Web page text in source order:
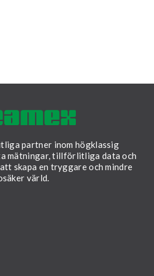
partner inom högklassig
mätningar, tillförlitliga data och
skapa en tryggare och mindre
värld.